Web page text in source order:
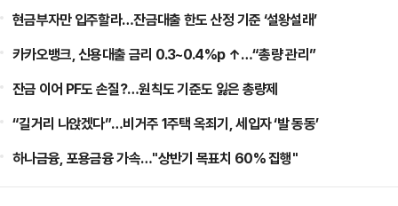
현금부자만 입주할라…잔금대출 한도 산정 기준 ‘설왕설래’
카카오뱅크, 신용대출 금리 0.3~0.4%p ↑…“총량 관리”
잔금 이어 PF도 손질?…원칙도 기준도 잃은 총량제
“길거리 나앉겠다”…비거주 1주택 옥죄기, 세입자 ‘발 동동’
하나금융, 포용금융 가속…"상반기 목표치 60% 집행"